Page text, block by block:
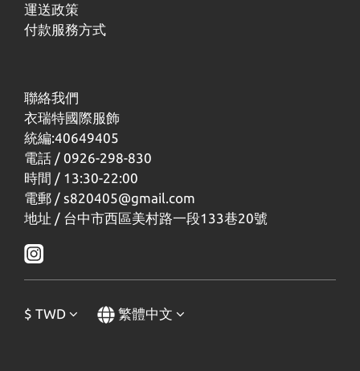
運送政策
付款服務方式
聯絡我們
衣瑞特國際服飾
統編:40649405
電話 / 0926-298-830
時間 / 13:30-22:00
電郵 / s820405@gmail.com
地址 / 台中市西區美村路一段133巷20號
$ TWD 繁體中文